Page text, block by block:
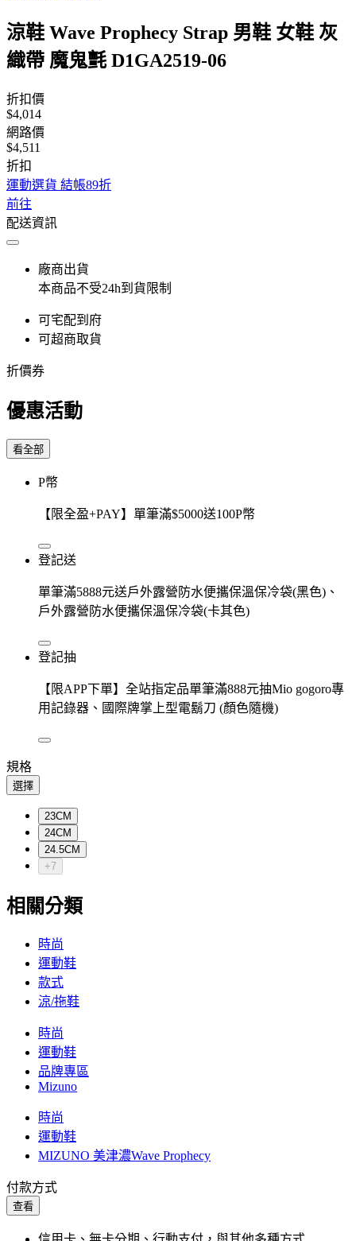
涼鞋 Wave Prophecy Strap 男鞋 女鞋 灰
織帶 魔鬼氈 D1GA2519-06
折扣價
$4,014
網路價
$4,511
折扣
運動選貨 結帳89折
前往
配送資訊
廠商出貨
本商品不受24h到貨限制
可宅配到府
可超商取貨
折價券
優惠活動
看全部
P幣
【限全盈+PAY】單筆滿$5000送100P幣
登記送
單筆滿5888元送戶外露營防水便攜保溫保冷袋(黑色)、
戶外露營防水便攜保溫保冷袋(卡其色)
登記抽
【限APP下單】全站指定品單筆滿888元抽Mio gogoro專
用記錄器、國際牌掌上型電鬍刀 (顏色隨機)
規格
選擇
23CM
24CM
24.5CM
+7
相關分類
時尚
運動鞋
款式
涼/拖鞋
時尚
運動鞋
品牌專區
Mizuno
時尚
運動鞋
MIZUNO 美津濃Wave Prophecy
付款方式
查看